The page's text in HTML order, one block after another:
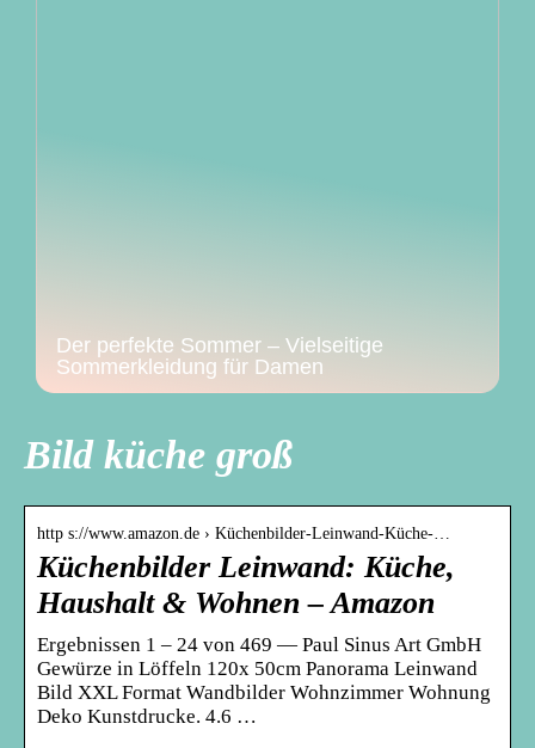
Der perfekte Sommer – Vielseitige
Sommerkleidung für Damen
Bild küche groß
http s://www.amazon.de › Küchenbilder-Leinwand-Küche-…
Küchenbilder Leinwand: Küche,
Haushalt & Wohnen – Amazon
Ergebnissen 1 – 24 von 469 — Paul Sinus Art GmbH
Gewürze in Löffeln 120x 50cm Panorama Leinwand
Bild XXL Format Wandbilder Wohnzimmer Wohnung
Deko Kunstdrucke. 4.6 …